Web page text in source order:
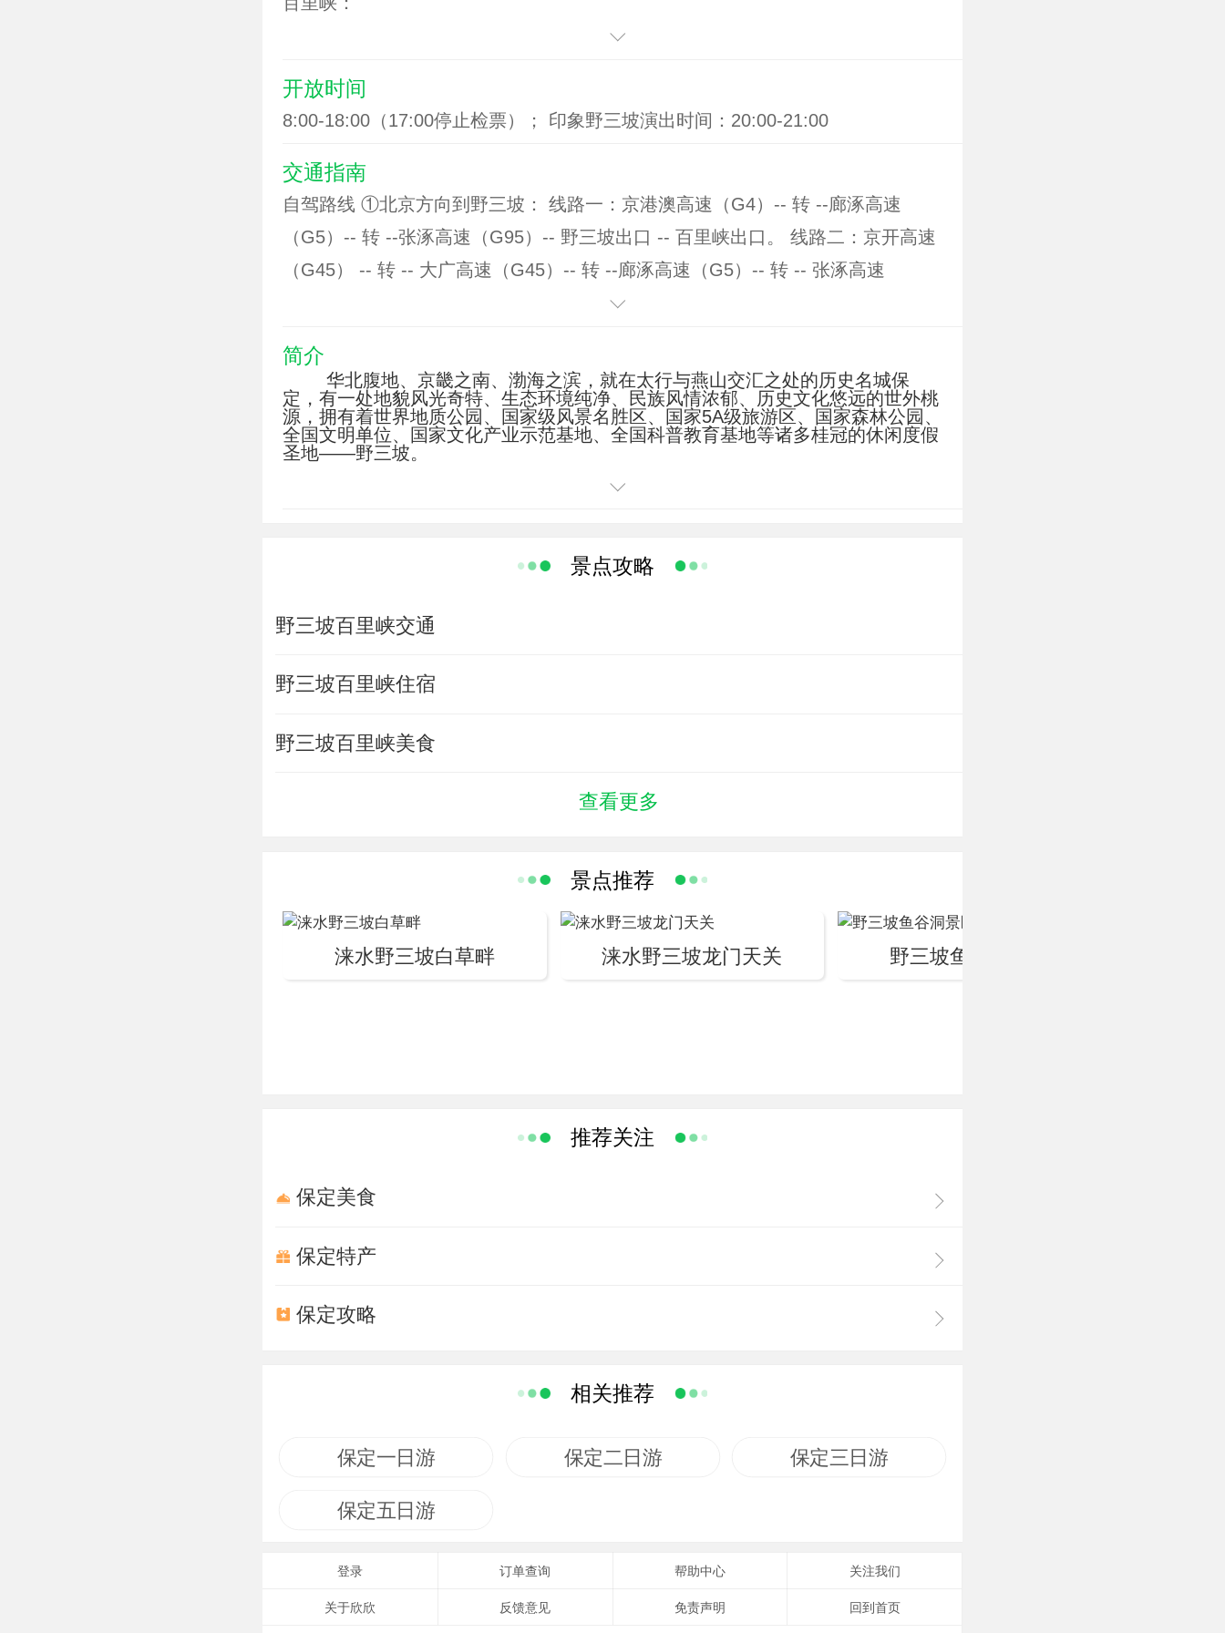
A.免票政策：身高1.2米（不含）以下儿童、现役军官凭军官证、残疾人凭残疾
B.优惠政策：学生持学生证、60周岁（含）--70周岁（含）之间老人持老年证或身
份证可至景区购景区优惠票（上述优惠政策，需到景区自行购买）。
开放时间
8:00-18:00（17:00停止检票）； 印象野三坡演出时间：20:00-21:00
交通指南
自驾路线 ①北京方向到野三坡： 线路一：京港澳高速（G4）-- 转 --廊涿高速
（G5）-- 转 --张涿高速（G95）-- 野三坡出口 -- 百里峡出口。 线路二：京开高速
（G45） -- 转 -- 大广高速（G45）-- 转 --廊涿高速（G5）-- 转 -- 张涿高速
（G95）-- 野三坡出口 -- 百里峡出口。 ②天津方向到野三坡： 线路：荣乌高速
三坡出口 -- 百里峡出口。 ③石家庄方向到野三坡 线路：京昆高速（G5） -- 转 --
廊涿高速 -- 转 --张涿高速（G95）--“野三坡出口”，“百里峡出口”； 注意：京昆高
速 -- 转 --廊涿高速，在廊涿高速路段先路过“涞水出口”然后是“涞水东出口”，过“涞
水东出口”就是转张涿高速的路口。
简介
华北腹地、京畿之南、渤海之滨，就在太行与燕山交汇之处的历史名城保
定，有一处地貌风光奇特、生态环境纯净、民族风情浓郁、历史文化悠远的世外桃
源，拥有着世界地质公园、国家级风景名胜区、国家5A级旅游区、国家森林公园、
全国文明单位、国家文化产业示范基地、全国科普教育基地等诸多桂冠的休闲度假
圣地——野三坡。
这里是华北地质历史的缩影，是14亿年自然造化的传奇，集五岳神秀，凝天地
精华，用一幅唯美的画卷演绎着山与水的相逢，天与地的约定。
是罕见的岩溶型嶂谷地貌。这里特有的地质景观、动植物资源及清新的生态环境，
构成“雄、奇、幽、润”的天然百里画廊，堪称大自然的奇迹。
是峡谷溪流、山泉飞瀑，一路是奇险的“老虎嘴”、狭窄的“一线天”、 惟妙惟肖的“回
十悬峡长45华里，因十几处造型各异的悬崖而得名。进入深谷，“抻牛湖”瀑
百里峡的奇特景观涵盖了14亿年地质历史的奇观，《三国演义》、《水浒
拍摄。1994年5月，全国政协副主席胡绳在百里峡视察时，欣然题词：“天下第一
米，舞台面积1200平方米，设有不同档次的观众席位3500座。
蹈史画《印象野三坡》，用世界顶级的声光电技术、300专业演员炉火纯青的技
艺，为观众呈上了 一场精美绝伦的视觉盛宴。
从远古人类到华夏始祖，从古代的名人志士到近代的抗日英烈，鲜活的表现
景点攻略
野三坡百里峡交通
野三坡百里峡住宿
野三坡百里峡美食
查看更多
景点推荐
涞水野三坡白草畔 涞水野三坡龙门天关 野三坡鱼谷洞景区
推荐关注
保定美食
保定特产
保定攻略
相关推荐
保定一日游 保定二日游 保定三日游
保定五日游
登录 订单查询 帮助中心 关注我们
关于欣欣 反馈意见 免责声明 回到首页